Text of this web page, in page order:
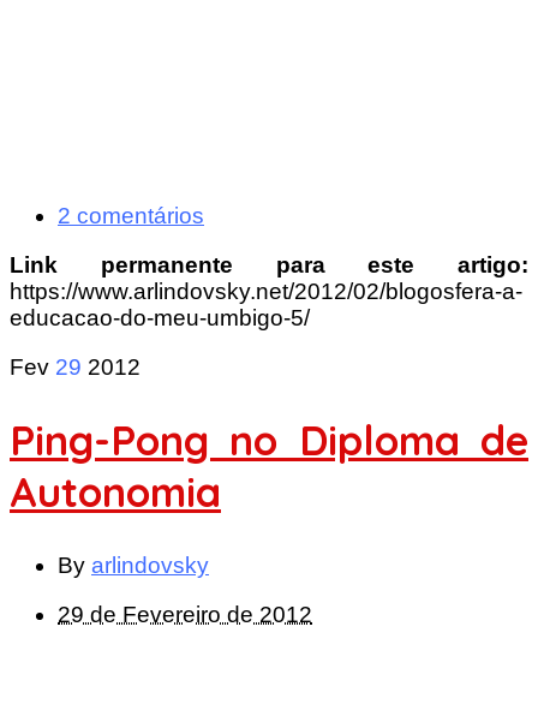
2 comentários
Link permanente para este artigo:
https://www.arlindovsky.net/2012/02/blogosfera-a-
educacao-do-meu-umbigo-5/
Fev 29 2012
Ping-Pong no Diploma de
Autonomia
By arlindovsky
29 de Fevereiro de 2012